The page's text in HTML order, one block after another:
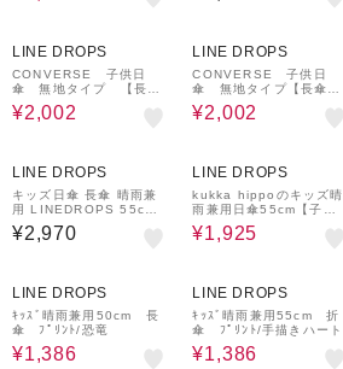
通学 サックス 54631
LINE DROPS
CONVERSE 子供日
傘 無地タイプ 【長
傘 身長表記 130㎝
用】 ネイビー
¥2,002
LINE DROPS
CONVERSE 子供日
傘 無地タイプ【長傘
身長表記 150㎝用】
ネイビー
¥2,002
LINE DROPS
キッズ日傘 長傘 晴雨兼
用 LINEDROPS 55cm
ジャンプ式 UVカット率
＆遮光率99.9％以上 遮
通学 合板手元 ニュアン
スカラー ネームタグ 54
789 54790 54791 547
92
¥2,970
LINE DROPS
kukka hippoのキッズ晴
雨兼用日傘55cm【子ど
も日傘/パープル】
¥1,925
LINE DROPS
ｷｯｽﾞ晴雨兼用50cm 長
傘 ﾌﾟﾘﾝﾄ/恐竜
¥1,386
LINE DROPS
ｷｯｽﾞ晴雨兼用55cm 折
傘 ﾌﾟﾘﾝﾄ/手描きハート
¥1,386